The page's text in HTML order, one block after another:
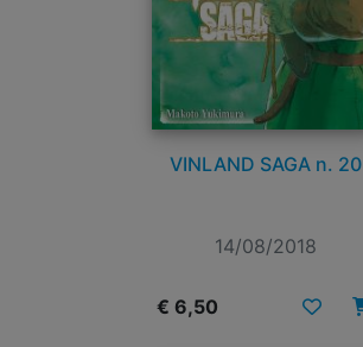
VINLAND SAGA n. 20
14/08/2018
€ 6,50